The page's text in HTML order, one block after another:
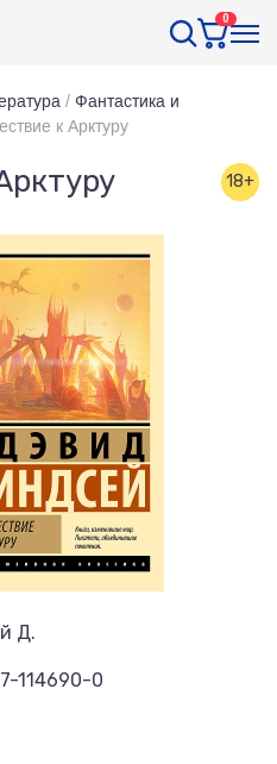
0
/ Фантастика и
к Арктуру
18+
Д.
114690-0